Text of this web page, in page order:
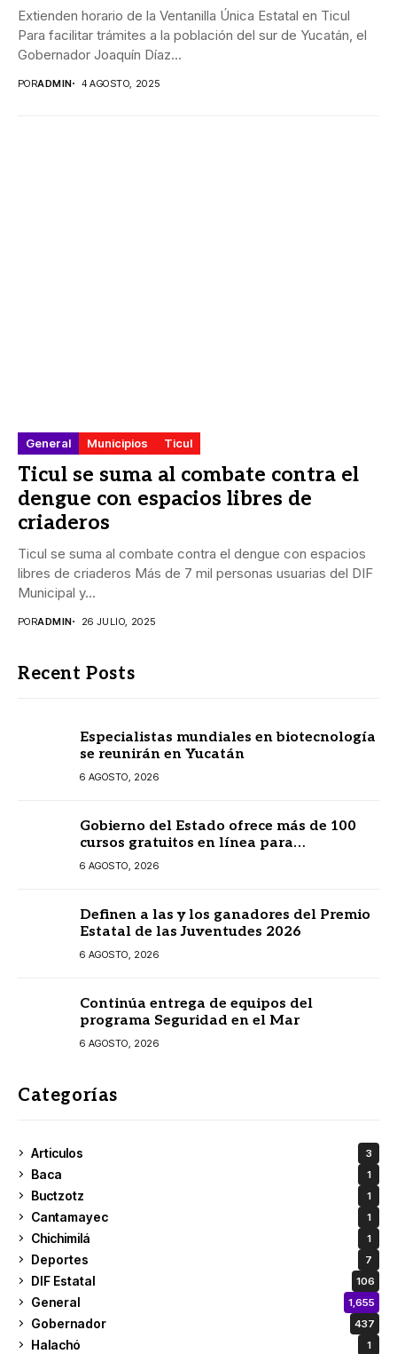
Extienden horario de la Ventanilla Única Estatal en Ticul
Para facilitar trámites a la población del sur de Yucatán, el
Gobernador Joaquín Díaz...
PORADMIN 4 AGOSTO, 2025
General Municipios Ticul
Ticul se suma al combate contra el
dengue con espacios libres de
criaderos
Ticul se suma al combate contra el dengue con espacios
libres de criaderos Más de 7 mil personas usuarias del DIF
Municipal y...
PORADMIN 26 JULIO, 2025
Recent Posts
Especialistas mundiales en biotecnología
se reunirán en Yucatán
6 AGOSTO, 2026
Gobierno del Estado ofrece más de 100
cursos gratuitos en línea para
prestadores turísticos
6 AGOSTO, 2026
Definen a las y los ganadores del Premio
Estatal de las Juventudes 2026
6 AGOSTO, 2026
Continúa entrega de equipos del
programa Seguridad en el Mar
6 AGOSTO, 2026
Categorías
Articulos 3
Baca 1
Buctzotz 1
Cantamayec 1
Chichimilá 1
Deportes 7
DIF Estatal 106
General 1,655
Gobernador 437
Halachó 1